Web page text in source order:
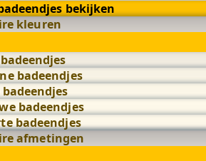
bekijken
kleuren
badeendjes
badeendjes
badeendjes
badeendjes
afmetingen